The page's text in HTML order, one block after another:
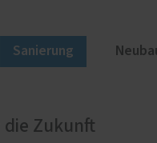
Sanierung
die Zukunft
an richtig